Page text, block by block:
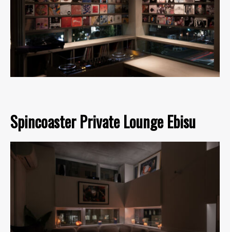
Spincoaster Private Lounge Ebisu